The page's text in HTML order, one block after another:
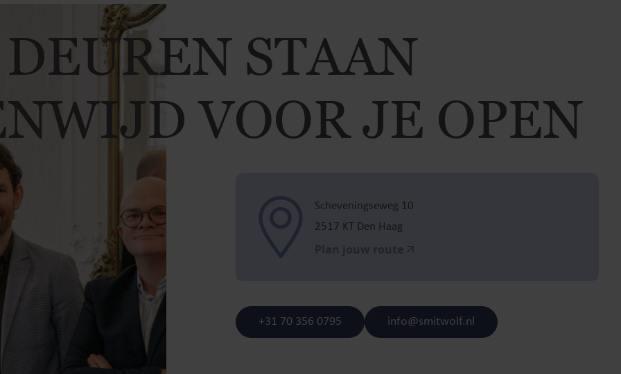
STAAN
VOOR JE OPEN
Scheveningseweg 10
2517 KT Den Haag
+31 70 356 0795 info@smitwolf.nl